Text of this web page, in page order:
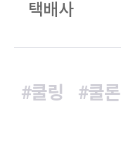
택배사
#쿨링 #쿨론